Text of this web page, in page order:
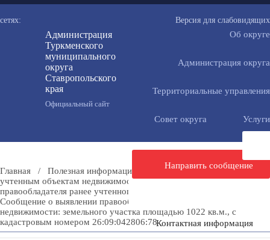
сетях: Версия для слабовидящих
Администрация
Туркменского
муниципального
округа
Ставропольского
края
Официальный сайт
Об округе
Администрация округа
Территориальные управления
Совет округа Услуги
Направить сообщение
Контактная информация
Главная / Полезная информация
Мероприятия по ранее
учтенным объектам недвижимости
/
Сообщения о выявлении
правообладателя ранее учтенного объекта недвижимости
Сообщение о выявлении правообладателя ранее учтенного объекта
недвижимости: земельного участка площадью 1022 кв.м., с
кадастровым номером 26:09:042806:78